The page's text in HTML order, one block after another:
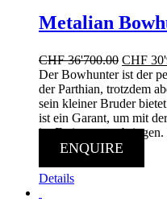
Metalian
CHF36'700.00
Preis
war:
CHF
CHF
Der Bowhunter ist der
der Parthian, trotzdem
sein kleiner Bruder
ist ein Garant, um mit
im Freien zu
ENQUIRE
Details